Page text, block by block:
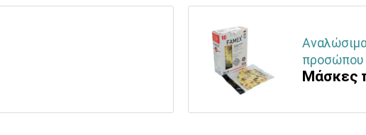
προσώπου
Μάσκες